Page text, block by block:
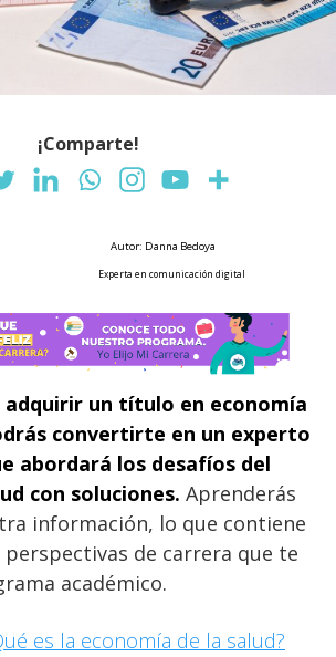
¡Comparte!
Autor: Danna Bedoya
Experta en comunicación digital
adquirir un título en economía
convertirte en un experto
abordará los desafíos del
con soluciones. Aprenderás
información, lo que contiene
de carrera que te
académico.
es la economía de la salud?